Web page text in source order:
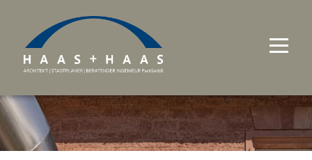
UNTERNEHMEN
PROJEKTE